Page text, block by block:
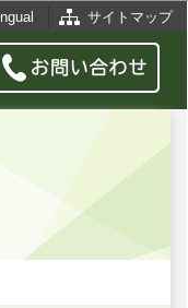
サイトマップ